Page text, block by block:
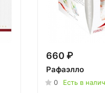
660 ₽
Рафаэлло
0 Есть в